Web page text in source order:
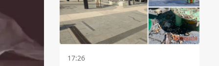
17:26